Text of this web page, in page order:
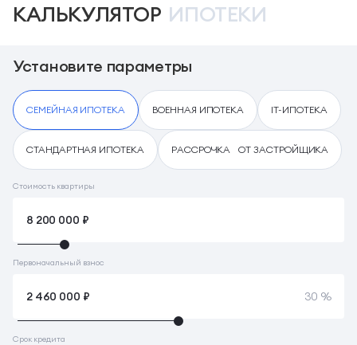
КАЛЬКУЛЯТОР ИПОТЕКИ
Установите параметры
СЕМЕЙНАЯ ИПОТЕКА ВОЕННАЯ ИПОТЕКА IT-ИПОТЕКА
СТАНДАРТНАЯ ИПОТЕКА РАССРОЧКА ОТ ЗАСТРОЙЩИКА
Стоимость квартиры
Первоначальный взнос
30 %
Срок кредита